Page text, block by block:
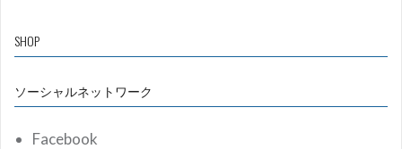
SHOP
ソーシャルネットワーク
Facebook